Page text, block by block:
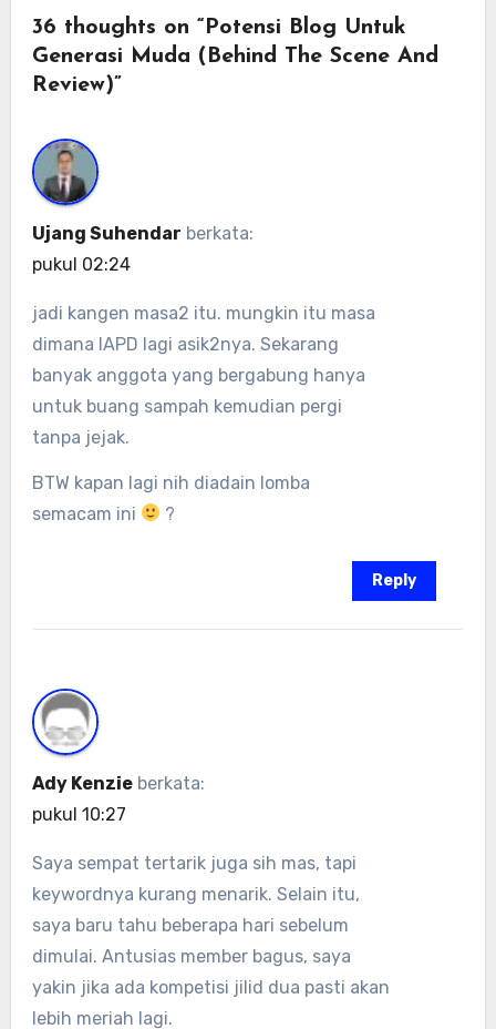
36 thoughts on “Potensi Blog Untuk
Generasi Muda (Behind The Scene And
Review)”
Ujang Suhendar berkata:
pukul 02:24
jadi kangen masa2 itu. mungkin itu masa
dimana IAPD lagi asik2nya. Sekarang
banyak anggota yang bergabung hanya
untuk buang sampah kemudian pergi
tanpa jejak.
BTW kapan lagi nih diadain lomba
semacam ini
?
Reply
Ady Kenzie berkata:
pukul 10:27
Saya sempat tertarik juga sih mas, tapi
keywordnya kurang menarik. Selain itu,
saya baru tahu beberapa hari sebelum
dimulai. Antusias member bagus, saya
yakin jika ada kompetisi jilid dua pasti akan
lebih meriah lagi.